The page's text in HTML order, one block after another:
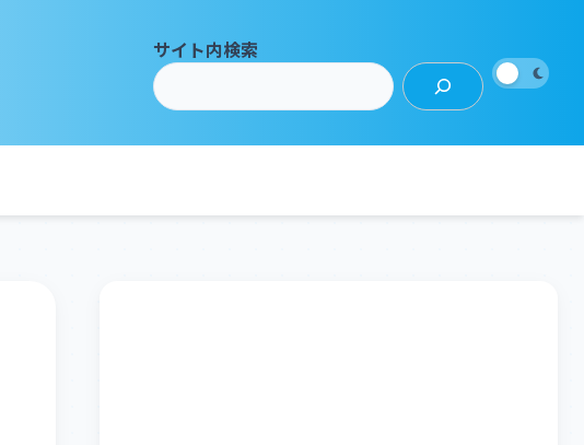
サイト内検索